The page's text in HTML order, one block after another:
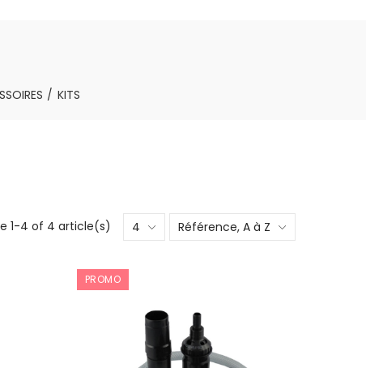
KITS
1-4 of 4 article(s) 4 Référence, A à Z
PROMO